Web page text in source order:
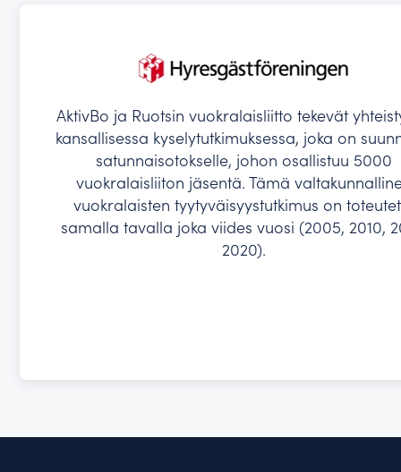
AktivBo ja Ruotsin vuokralaisliitto tekevät
kansallisessa kyselytutkimuksessa, joka on
satunnaisotokselle, johon osallistuu 5000
vuokralaisliiton jäsentä. Tämä
vuokralaisten tyytyväisyystutkimus on
samalla tavalla joka viides vuosi (2005, 2010,
2020).